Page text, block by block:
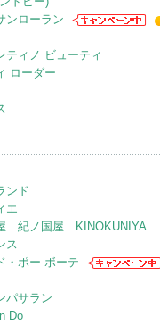
ンローラン
ティノ ビューティ
ローダー
ンド
エ
紀ノ国屋 KINOKUNIYA
ス
・ポー ボーテ
パサラン
Do